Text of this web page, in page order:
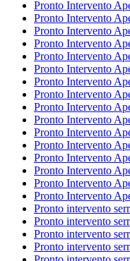
Pronto Intervento
Pronto Intervento
Pronto Intervento
Pronto Intervento
Pronto Intervento
Pronto Intervento
Pronto Intervento
Pronto Intervento
Pronto Intervento
Pronto Intervento
Pronto Intervento
Pronto Intervento
Pronto Intervento
Pronto Intervento
Pronto Intervento
Pronto Intervento
Pronto intervento
Pronto intervento
Pronto intervento
Pronto intervento